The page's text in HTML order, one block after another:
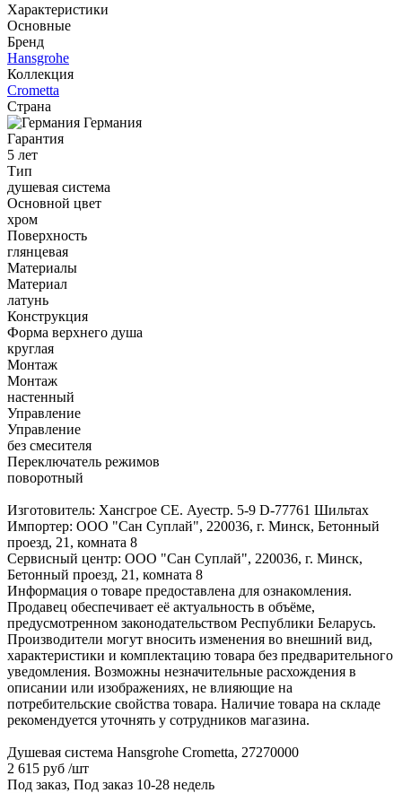
Характеристики
Основные
Бренд
Hansgrohe
Коллекция
Crometta
Страна
Германия
Гарантия
5 лет
Тип
душевая система
Основной цвет
хром
Поверхность
глянцевая
Материалы
Материал
латунь
Конструкция
Форма верхнего душа
круглая
Монтаж
Монтаж
настенный
Управление
Управление
без смесителя
Переключатель режимов
поворотный
Изготовитель: Хансгрое СЕ. Ауестр. 5-9 D-77761 Шильтах
Импортер: ООО "Сан Суплай", 220036, г. Минск, Бетонный
проезд, 21, комната 8
Сервисный центр: ООО "Сан Суплай", 220036, г. Минск,
Бетонный проезд, 21, комната 8
Информация о товаре предоставлена для ознакомления.
Продавец обеспечивает её актуальность в объёме,
предусмотренном законодательством Республики Беларусь.
Производители могут вносить изменения во внешний вид,
характеристики и комплектацию товара без предварительного
уведомления. Возможны незначительные расхождения в
описании или изображениях, не влияющие на
потребительские свойства товара. Наличие товара на складе
рекомендуется уточнять у сотрудников магазина.
Душевая система Hansgrohe Crometta, 27270000
2 615 руб /шт
Под заказ, Под заказ 10-28 недель